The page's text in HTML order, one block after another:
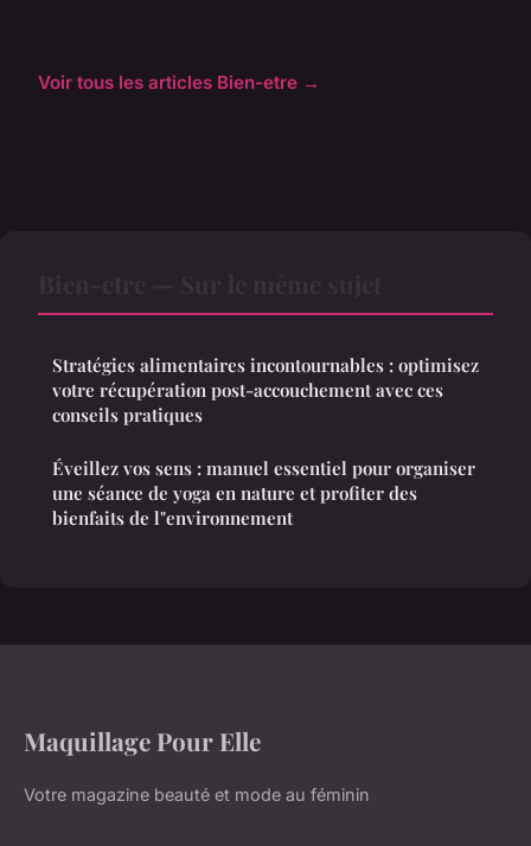
Voir tous les articles Bien-etre →
Stratégies alimentaires incontournables : optimisez
votre récupération post-accouchement avec ces
conseils pratiques
Éveillez vos sens : manuel essentiel pour organiser
une séance de yoga en nature et profiter des
bienfaits de l"environnement
Maquillage Pour Elle
Votre magazine beauté et mode au féminin